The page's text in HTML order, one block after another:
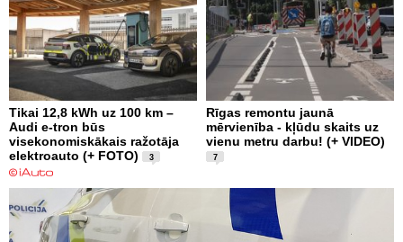
Tikai 12,8 kWh uz 100 km –
Audi e-tron būs
visekonomiskākais ražotāja
elektroauto (+ FOTO)
3
Rīgas remontu jaunā
mērvienība - kļūdu skaits uz
vienu metru darbu! (+ VIDEO)
7